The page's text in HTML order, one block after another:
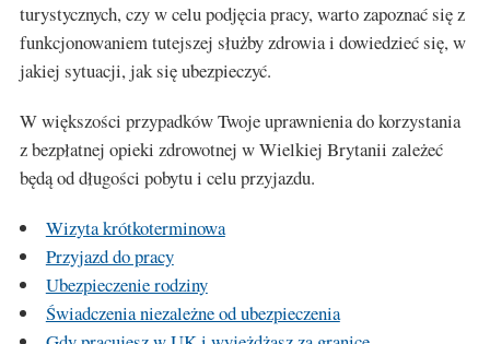
turystycznych, czy w celu podjęcia pracy, warto zapoznać się z
funkcjonowaniem tutejszej służby zdrowia i dowiedzieć się, w
jakiej sytuacji, jak się ubezpieczyć.
W większości przypadków Twoje uprawnienia do korzystania
z bezpłatnej opieki zdrowotnej w Wielkiej Brytanii zależeć
będą od długości pobytu i celu przyjazdu.
Wizyta krótkoterminowa
Przyjazd do pracy
Ubezpieczenie rodziny
Świadczenia niezależne od ubezpieczenia